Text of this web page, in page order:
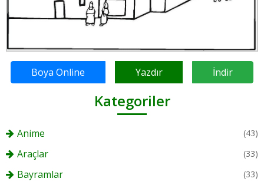
Boya Online Yazdır İndir
Kategoriler
Anime (43)
Araçlar (33)
Bayramlar (33)